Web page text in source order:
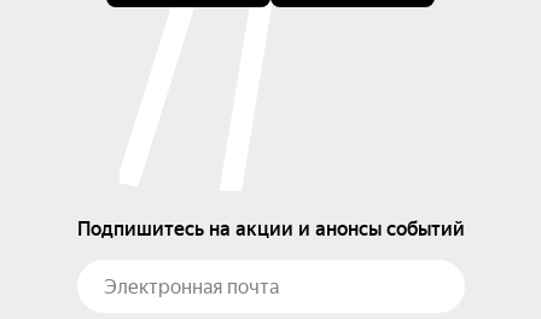
Подпишитесь на акции и анонсы событий